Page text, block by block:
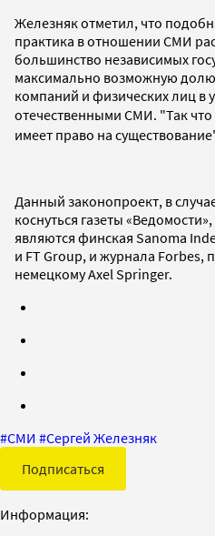
Железняк отметил, что
практика в отношении СМИ
большинство независимых
максимально возможную
компаний и физических лиц в
отечественными СМИ. "Так
имеет право на
Данный законопроект, в
коснуться газеты
являются финская Sanoma
и FT Group, и журнала Forbes,
немецкому Axel Springer.
#СМИ #Сергей Железняк
Подписаться
Информация: